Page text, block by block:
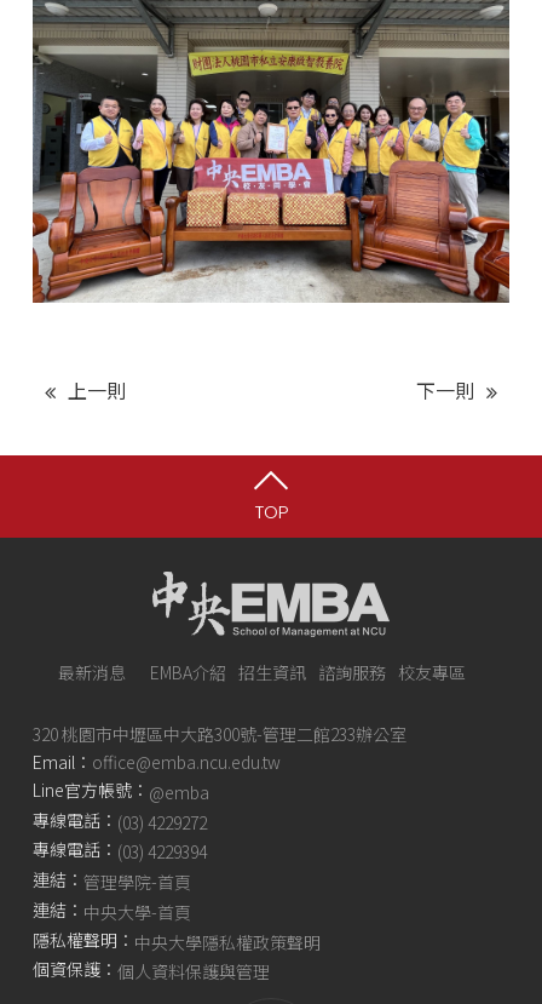
上一則 下一則
TOP
最新消息 EMBA介紹 招生資訊 諮詢服務 校友專區
320 桃園市中壢區中大路300號-管理二館233辦公室
Email： office@emba.ncu.edu.tw
Line官方帳號： @emba
專線電話： (03) 4229272
專線電話： (03) 4229394
連結： 管理學院-首頁
連結： 中央大學-首頁
隱私權聲明： 中央大學隱私權政策聲明
個資保護： 個人資料保護與管理